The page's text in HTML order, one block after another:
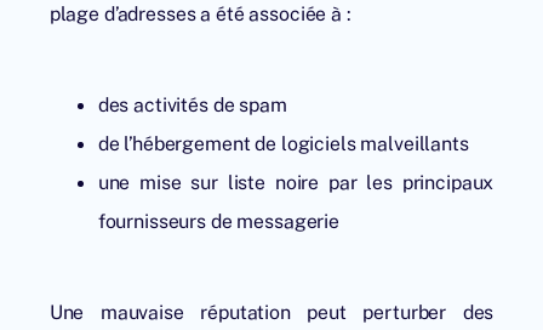
plage d’adresses a été associée à :
des activités de spam
de l’hébergement de logiciels malveillants
une mise sur liste noire par les principaux
fournisseurs de messagerie
Une mauvaise réputation peut perturber des